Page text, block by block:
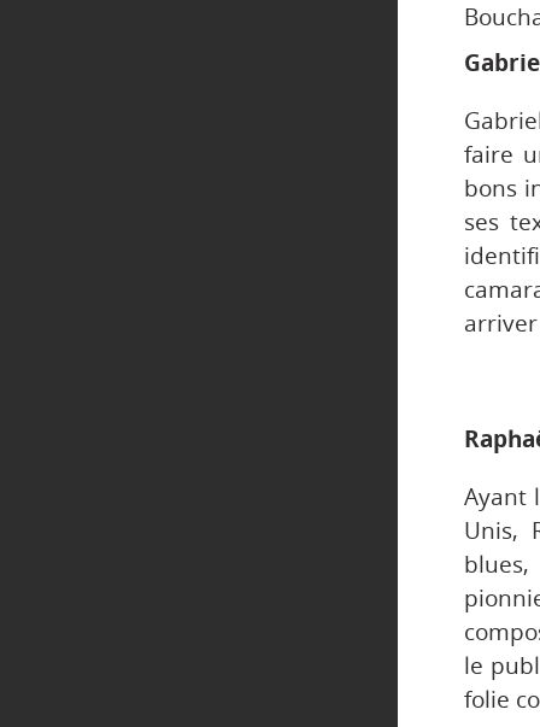
faire
bons
ses
arriver
Ayant
Unis,
le
folie